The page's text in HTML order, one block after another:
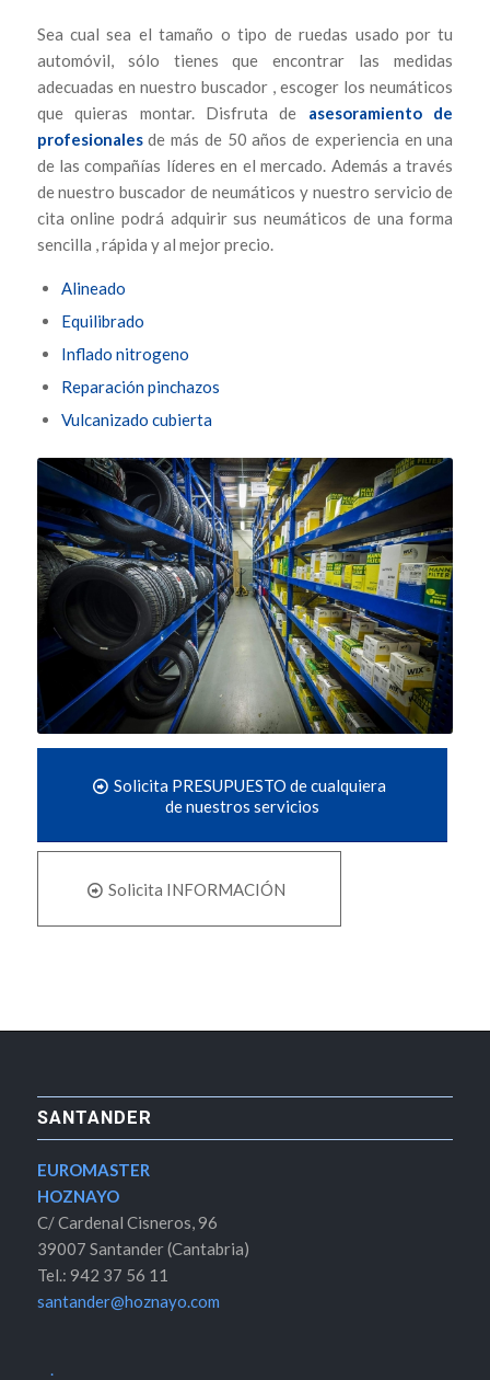
Sea cual sea el tamaño o tipo de ruedas usado por tu
automóvil, sólo tienes que encontrar las medidas
adecuadas en nuestro buscador , escoger los neumáticos
que quieras montar. Disfruta de asesoramiento de
profesionalesde más de 50 años de experiencia en una
de las compañías líderes en el mercado. Además a través
de nuestro buscador de neumáticos y nuestro servicio de
cita online podrá adquirir sus neumáticos de una forma
sencilla , rápida y al mejor precio.
Alineado
Equilibrado
Inflado nitrogeno
Reparación pinchazos
Vulcanizado cubierta
Solicita PRESUPUESTO de cualquiera
de nuestros servicios
Solicita INFORMACIÓN
SANTANDER
EUROMASTER
HOZNAYO
C/ Cardenal Cisneros, 96
39007 Santander (Cantabria)
Tel.: 942 37 56 11
santander@hoznayo.com
.